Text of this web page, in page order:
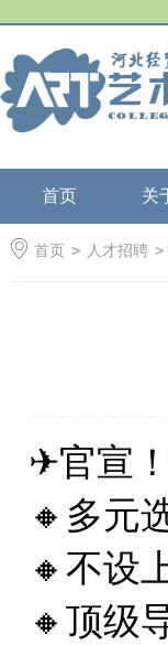
首页 关
首页 > 人才招聘 >
✈官宣
🔸多元
🔸不设
🔸顶级